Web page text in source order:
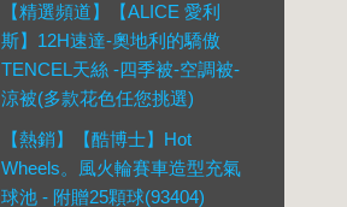
【精選頻道】【ALICE 愛利
斯】12H速達-奧地利的驕傲
TENCEL天絲 -四季被-空調被-
涼被(多款花色任您挑選)
【熱銷】【酷博士】Hot
Wheels。風火輪賽車造型充氣
球池 - 附贈25顆球(93404)